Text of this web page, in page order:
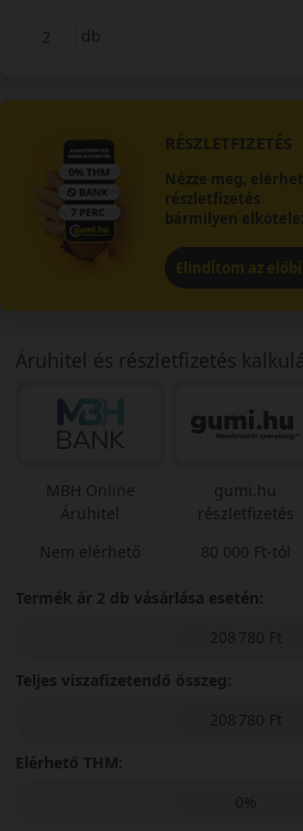
db
RÉSZLETFIZETÉS
Nézze meg,
részletfizetés
bármilyen
Elindítom az
Áruhitel és részletfizetés
MBH Online
Áruhitel
Nem elérhető
gumi.hu
részletfizetés
80 000 Ft-tól
Termék ár 2 db vásárlása esetén:
208 780 Ft
Teljes viszafizetendő összeg:
208 780 Ft
Elérhető THM:
0%